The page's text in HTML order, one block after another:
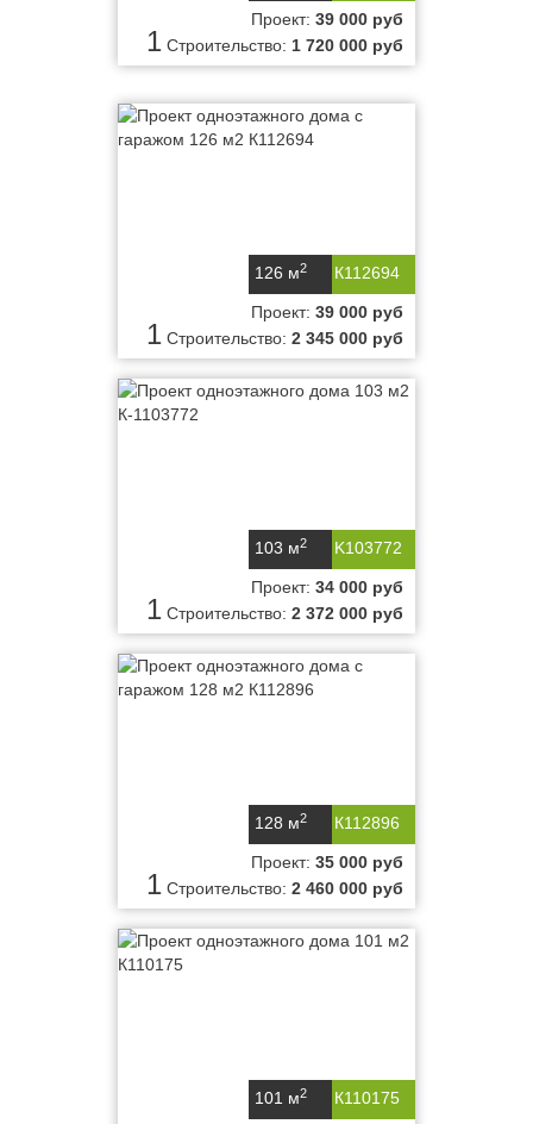
1
Проект: 39 000 руб
Строительство: 1 720 000 руб
К112694
126 м2
1
Проект: 39 000 руб
Строительство: 2 345 000 руб
K103772
103 м2
1
Проект: 34 000 руб
Строительство: 2 372 000 руб
К112896
128 м2
1
Проект: 35 000 руб
Строительство: 2 460 000 руб
К110175
101 м2